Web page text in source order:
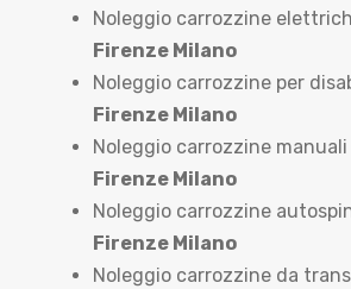
Noleggio carrozzine
Firenze Milano
Noleggio carrozzine per
Firenze Milano
Noleggio carrozzine manuali
Firenze Milano
Noleggio carrozzine
Firenze Milano
Noleggio carrozzine da